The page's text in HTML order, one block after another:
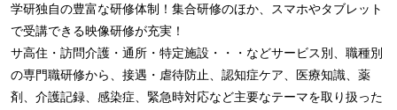
学研独自の豊富な研修体制！集合研修のほか、スマホやタブレット
で受講できる映像研修が充実！
サ高住・訪問介護・通所・特定施設・・・などサービス別、職種別
の専門職研修から、接遇・虐待防止、認知症ケア、医療知識、薬
剤、介護記録、感染症、緊急時対応など主要なテーマを取り扱った